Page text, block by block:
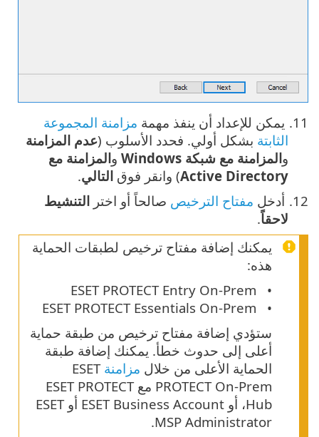
يمكن للإعداد أن ينفذ مهمة ‎ مزامنة المجموعة
الثابتة بشكل أولي. فحدد الأسلوب (‎عدم المزامنة
والمزامنة مع شبكة Windows والمزامنة مع
Active Directory) وانقر فوق التالي.
أدخل مفتاح الترخيص صالحاً أو اختر التنشيط
لاحقاً.
يمكنك إضافة مفتاح ترخيص لطبقات الحماية
هذه:
ESET PROTECT Entry On-Prem
ESET PROTECT Essentials On-Prem
ستؤدي إضافة مفتاح ترخيص من طبقة حماية
أعلى إلى حدوث خطأ. يمكنك إضافة طبقة
الحماية الأعلى من خلال مزامنة ESET
PROTECT On-Prem مع ESET PROTECT
Hub، أو ESET Business Account أو ESET
MSP Administrator.